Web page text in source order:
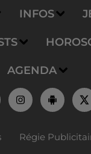
INFOS
AGENDA
Régie